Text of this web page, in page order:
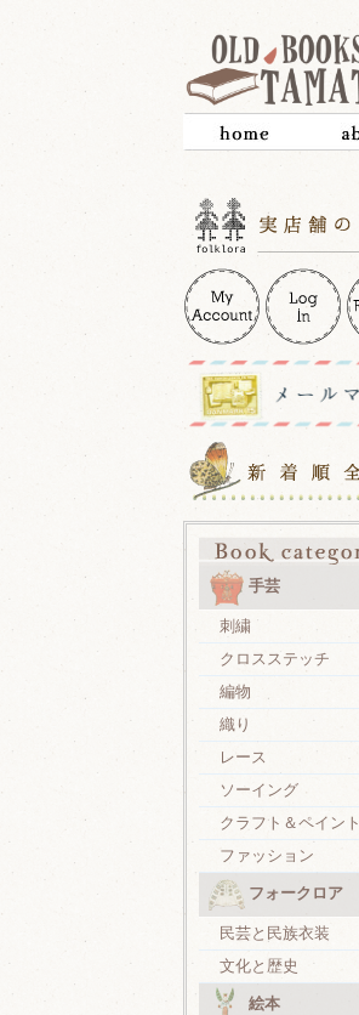
手芸
刺繍
クロスステッチ
編物
織り
レース
ソーイング
クラフト＆ペイント
ファッション
フォークロア
民芸と民族衣装
文化と歴史
絵本